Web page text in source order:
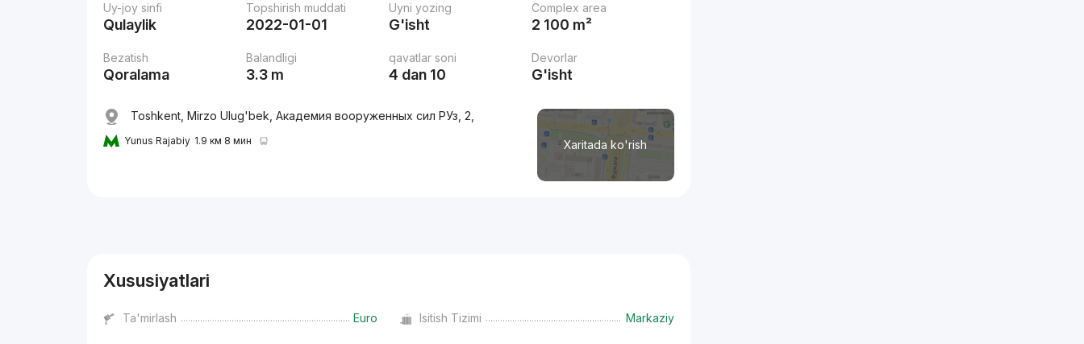
Uy-joy sinfi
Qulaylik
Topshirish muddati
2022-01-01
Uyni yozing
G'isht
Complex area
2 100 m²
Bezatish
Qoralama
Balandligi
3.3 m
qavatlar soni
4 dan 10
Devorlar
G'isht
Xaritada ko'rish
Toshkent, Mirzo Ulug'bek, Академия вооруженных сил РУз, 2,
Yunus Rajabiy 1.9 км 8 мин
Xususiyatlari
Ta'mirlash Euro Isitish Tizimi Markaziy